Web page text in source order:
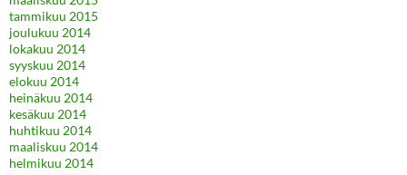
tammikuu 2015
joulukuu 2014
lokakuu 2014
syyskuu 2014
elokuu 2014
heinäkuu 2014
kesäkuu 2014
huhtikuu 2014
maaliskuu 2014
helmikuu 2014